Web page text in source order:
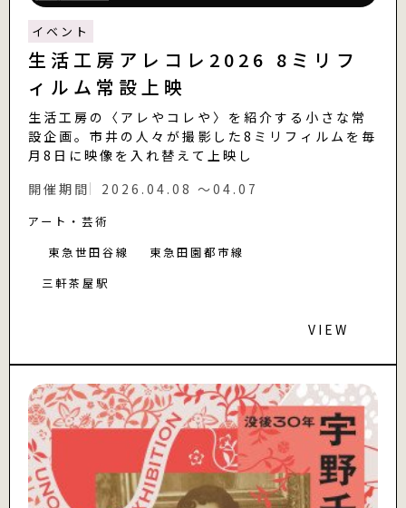
イベント
生活工房アレコレ2026 8ミリフ
ィルム常設上映
生活工房の〈アレやコレや〉を紹介する小さな常
設企画。市井の人々が撮影した8ミリフィルムを毎
月8日に映像を入れ替えて上映し
開催期間
2026.04.08 〜04.07
アート・芸術
東急世田谷線
東急田園都市線
三軒茶屋駅
VIEW